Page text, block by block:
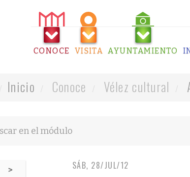
CONOCE VISITA AYUNTAMIENTO
Inicio Conoce Vélez cultural
> SÁB, 28/JUL/12